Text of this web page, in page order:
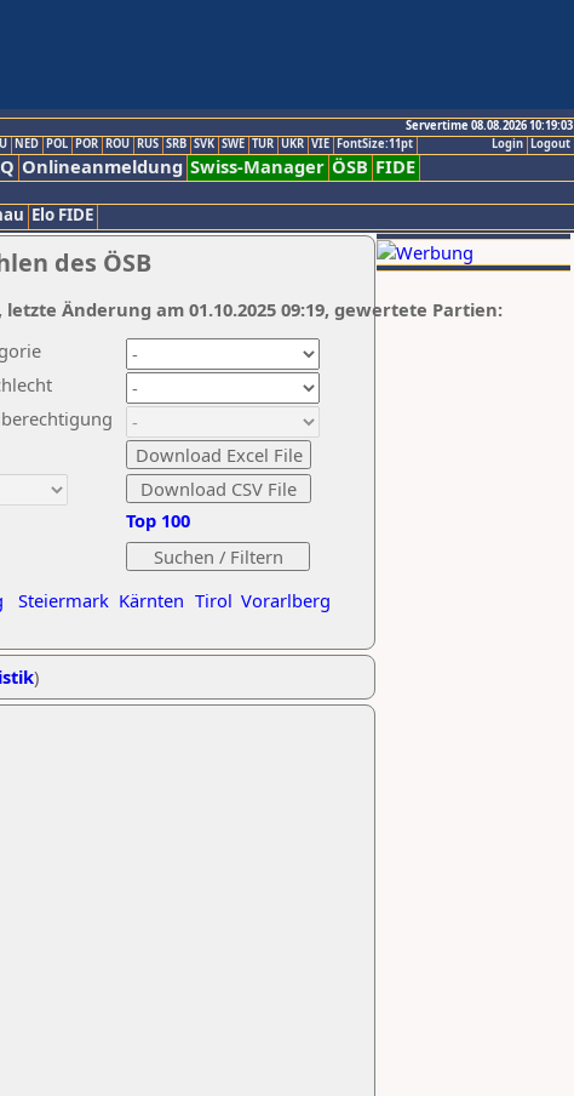
Servertime 08.08.2026 10:19:03
Logout
Login
NED POL POR ROU RUS SRB SVK SWE TUR UKR VIE FontSize:11pt
Onlineanmeldung Swiss-Manager ÖSB FIDE
Elo FIDE
des ÖSB
Steiermark Kärnten Tirol Vorarlberg
Top 100
letzte Änderung am 01.10.2025 09:19, gewertete Partien:
)